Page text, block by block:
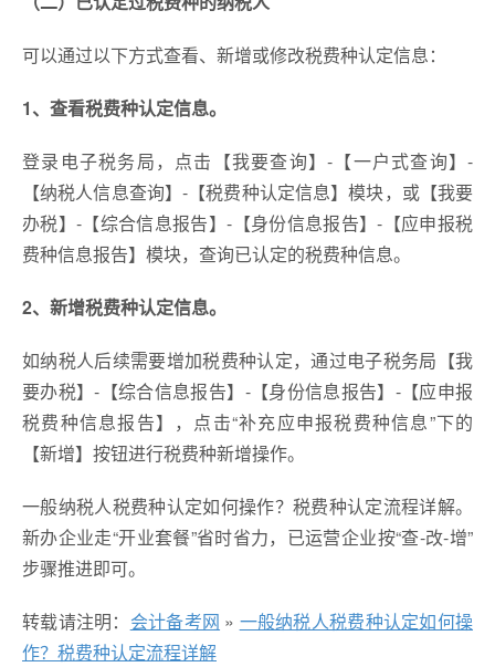
可以通过以下方式查看、新增或修改税费种认定信息：
1、查看税费种认定信息。
登录电子税务局，点击【我要查询】-【一户式查询】-
【纳税人信息查询】-【税费种认定信息】模块，或【我要
办税】-【综合信息报告】-【身份信息报告】-【应申报税
费种信息报告】模块，查询已认定的税费种信息。
2、新增税费种认定信息。
如纳税人后续需要增加税费种认定，通过电子税务局【我
要办税】-【综合信息报告】-【身份信息报告】-【应申报
税费种信息报告】，点击“补充应申报税费种信息”下的
【新增】按钮进行税费种新增操作。
一般纳税人税费种认定如何操作？税费种认定流程详解。
新办企业走“开业套餐”省时省力，已运营企业按“查-改-增”
步骤推进即可。
转载请注明： 会计备考网 » 一般纳税人税费种认定如何操
作？税费种认定流程详解